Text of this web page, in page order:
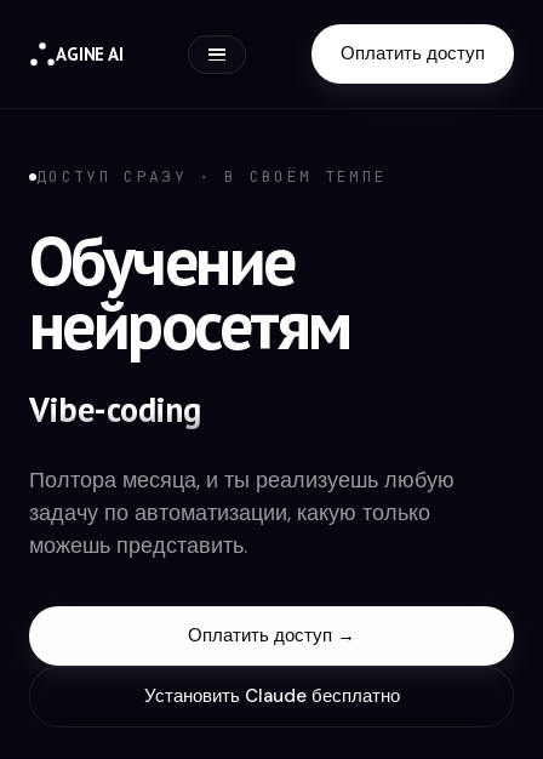
AGINE AI Оплатить доступ
ДОСТУП СРАЗУ · В СВОЁМ ТЕМПЕ
Обучение
нейросетям
Vibe-coding
Сайты и приложения
Полтора месяца, и ты реализуешь любую
задачу по автоматизации, какую только
можешь представить.
Оплатить доступ →
Установить Claude бесплатно